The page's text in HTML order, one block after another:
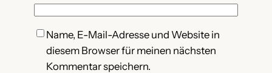
Name, E-Mail-Adresse und Website in
diesem Browser für meinen nächsten
Kommentar speichern.